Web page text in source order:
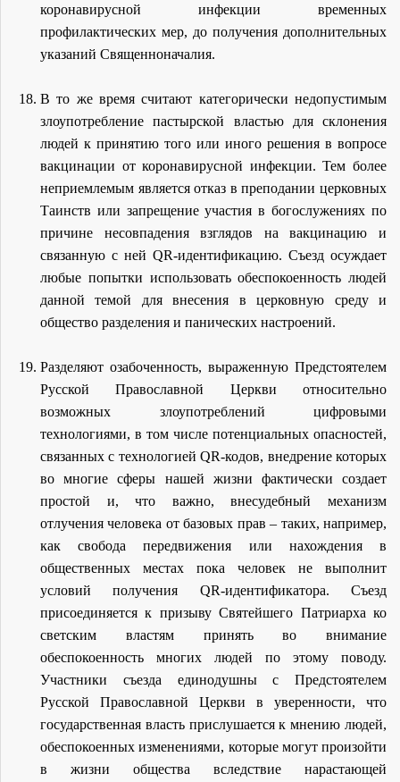
коронавирусной инфекции временных
профилактических мер, до получения дополнительных
указаний Священноначалия.
В то же время считают категорически недопустимым
злоупотребление пастырской властью для склонения
людей к принятию того или иного решения в вопросе
вакцинации от коронавирусной инфекции. Тем более
неприемлемым является отказ в преподании церковных
Таинств или запрещение участия в богослужениях по
причине несовпадения взглядов на вакцинацию и
связанную с ней QR-идентификацию. Съезд осуждает
любые попытки использовать обеспокоенность людей
данной темой для внесения в церковную среду и
общество разделения и панических настроений.
Разделяют озабоченность, выраженную Предстоятелем
Русской Православной Церкви относительно
возможных злоупотреблений цифровыми
технологиями, в том числе потенциальных опасностей,
связанных с технологией QR-кодов, внедрение которых
во многие сферы нашей жизни фактически создает
простой и, что важно, внесудебный механизм
отлучения человека от базовых прав – таких, например,
как свобода передвижения или нахождения в
общественных местах пока человек не выполнит
условий получения QR-идентификатора. Съезд
присоединяется к призыву Святейшего Патриарха ко
светским властям принять во внимание
обеспокоенность многих людей по этому поводу.
Участники съезда единодушны с Предстоятелем
Русской Православной Церкви в уверенности, что
государственная власть прислушается к мнению людей,
обеспокоенных изменениями, которые могут произойти
в жизни общества вследствие нарастающей